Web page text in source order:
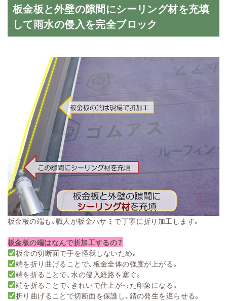
板金板と外壁の隙間にシーリング材を充填
して雨水の侵入を完全ブロック
板金板の端も、職人が板金ハサミで丁寧に折り加工します。
板金板の端はなんで折加工するの？
板金の切断面で手を怪我しないため。
端を折り曲げることで、板金全体の強度が上がる。
端を折ることで、水の侵入経路を塞ぐ。
端を折ることで、きれいで仕上がった印象になる。
折り曲げることで切断面を保護し、錆の発生を遅らせる。